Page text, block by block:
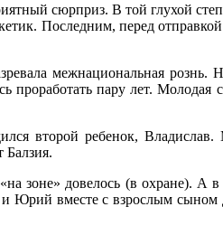
сюрприз. В той глухой
Последним, перед
межнациональная
проработать пару лет. Молодая
второй ребенок,
Балзия.
зоне» довелось (в охране). А
Юрий вместе с взрослым сыном